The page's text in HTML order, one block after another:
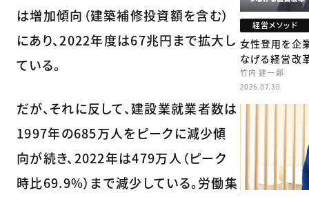
は増加傾向（建築補修投資額を含む）
にあり、2022年度は67兆円まで拡大し
ている。
だが、それに反して、建設業就業者数は
1997年の685万人をピークに減少傾
向が続き、2022年は479万人（ピーク
時比69.9%）まで減少している。労働集
経営メソッド
女性登用を企
なげる経営改
竹内 建一郎
2026.07.30